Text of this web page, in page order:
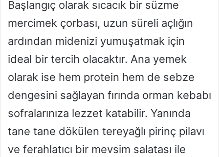
Başlangıç olarak sıcacık bir süzme
mercimek çorbası, uzun süreli açlığın
ardından midenizi yumuşatmak için
ideal bir tercih olacaktır. Ana yemek
olarak ise hem protein hem de sebze
dengesini sağlayan fırında orman kebabı
sofralarınıza lezzet katabilir. Yanında
tane tane dökülen tereyağlı pirinç pilavı
ve ferahlatıcı bir mevsim salatası ile